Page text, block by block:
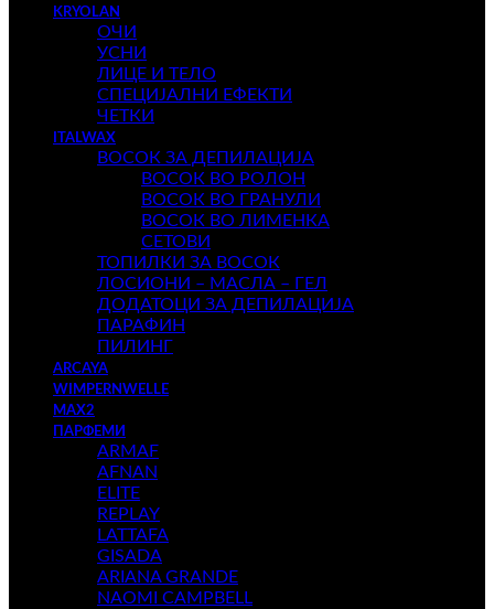
KRYOLAN
ОЧИ
УСНИ
ЛИЦЕ И ТЕЛО
СПЕЦИЈАЛНИ ЕФЕКТИ
ЧЕТКИ
ITALWAX
ВОСОК ЗА ДЕПИЛАЦИЈА
ВОСОК ВО РОЛОН
ВОСОК ВО ГРАНУЛИ
ВОСОК ВО ЛИМЕНКА
СЕТОВИ
ТОПИЛКИ ЗА ВОСОК
ЛОСИОНИ – МАСЛА – ГЕЛ
ДОДАТОЦИ ЗА ДЕПИЛАЦИЈА
ПАРАФИН
ПИЛИНГ
ARCAYA
WIMPERNWELLE
MAX2
ПАРФЕМИ
ARMAF
AFNAN
ELITE
REPLAY
LATTAFA
GISADA
ARIANA GRANDE
NAOMI CAMPBELL